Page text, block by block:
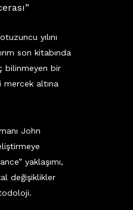
yılını
son kitabında
bilinmeyen bir
altına
John
yaklaşımı,
değişiklikler